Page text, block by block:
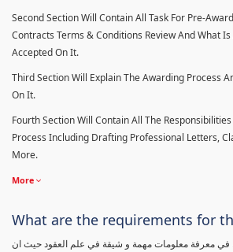
Second Section Will Contain All Task For Pre-
Contracts Terms & Conditions Review And What
Accepted On It.
Third Section Will Explain The Awarding Process
On It.
Fourth Section Will Contain All The
Process Including Drafting Professional Letters,
More.
More
What are the requirements for
في معرفة معلومات مهمة و شيقة في علم العقود حيث ان